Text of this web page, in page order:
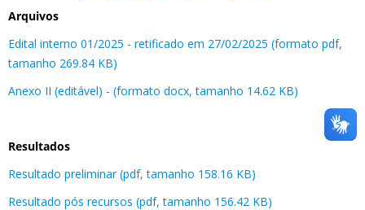
Arquivos
Edital interno 01/2025 - retificado em 27/02/2025 (formato pdf,
tamanho 269.84 KB)
Anexo II (editável) - (formato docx, tamanho 14.62 KB)
Resultados
Resultado preliminar (pdf, tamanho 158.16 KB)
Resultado pós recursos (pdf, tamanho 156.42 KB)